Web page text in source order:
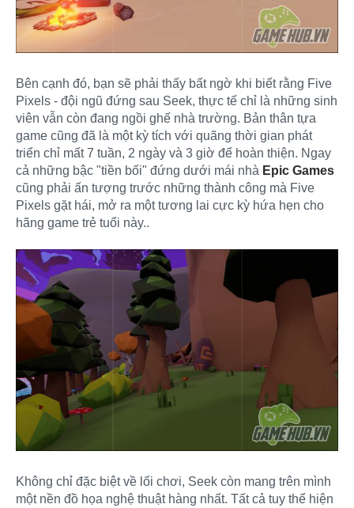
Bên cạnh đó, bạn sẽ phải thấy bất ngờ khi biết rằng Five
Pixels - đội ngũ đứng sau Seek, thực tế chỉ là những sinh
viên vẫn còn đang ngồi ghế nhà trường. Bản thân tựa
game cũng đã là một kỳ tích với quãng thời gian phát
triển chỉ mất 7 tuần, 2 ngày và 3 giờ để hoàn thiện. Ngay
cả những bậc "tiền bối" đứng dưới mái nhà Epic Games
cũng phải ấn tượng trước những thành công mà Five
Pixels gặt hái, mở ra một tương lai cực kỳ hứa hẹn cho
hãng game trẻ tuổi này..
Không chỉ đặc biệt về lối chơi, Seek còn mang trên mình
một nền đồ họa nghệ thuật hàng nhất. Tất cả tuy thể hiện